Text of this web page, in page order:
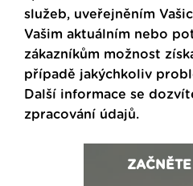
služeb, uveřejněním
Vašim aktuálním nebo
zákazníkům možnost
případě jakýchkoliv
Další informace se
zpracování údajů.